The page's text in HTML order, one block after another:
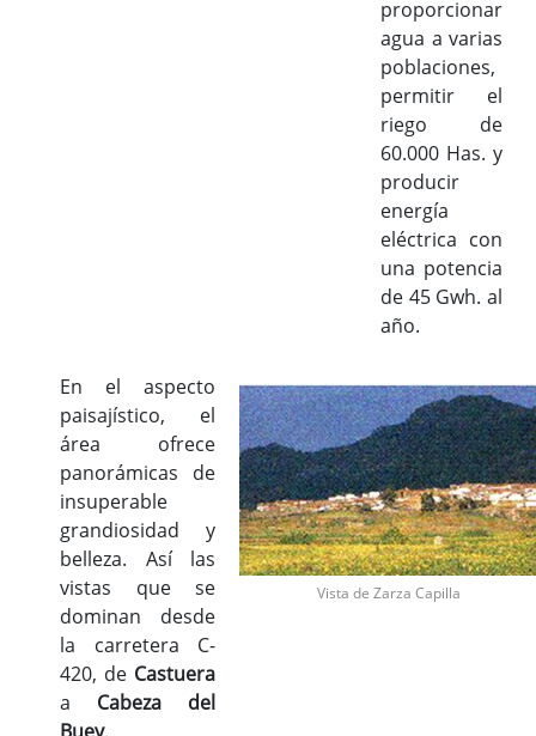
proporcionar
agua a varias
poblaciones,
permitir el
riego de
60.000 Has. y
producir
energía
eléctrica con
una potencia
de 45 Gwh. al
año.
En el aspecto
paisajístico, el
área ofrece
panorámicas de
insuperable
grandiosidad y
belleza. Así las
vistas que se
dominan desde
la carretera C-
420, de Castuera
a Cabeza del
Vista de Zarza Capilla